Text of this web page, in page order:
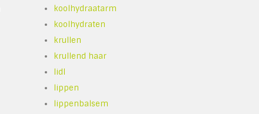
koolhydraatarm
koolhydraten
krullen
krullend haar
lidl
lippen
lippenbalsem